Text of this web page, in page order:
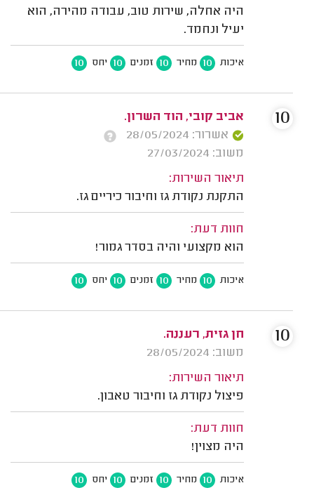
היה אחלה, שירות טוב, עבודה מהירה, הוא
יעיל ונחמד.
איכות 10 מחיר 10 זמנים 10 יחס 10
אביב קובי, הוד השרון.
אשרור: 28/05/2024
משוב: 27/03/2024
תיאור השירות:
התקנת נקודת גז וחיבור כיריים גז.
חוות דעת:
הוא מקצועי והיה בסדר גמור!
איכות 10 מחיר 10 זמנים 10 יחס 10
10
חן גזית, רעננה.
משוב: 28/05/2024
תיאור השירות:
פיצול נקודת גז וחיבור טאבון.
חוות דעת:
היה מצוין!
איכות 10 מחיר 10 זמנים 10 יחס 10
10